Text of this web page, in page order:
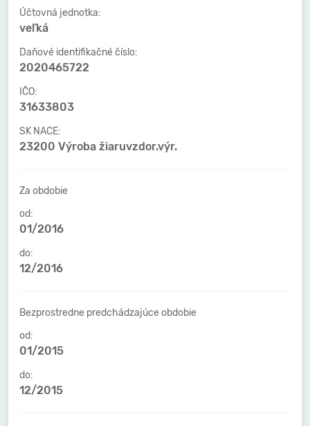
Účtovná jednotka:
veľká
Daňové identifikačné číslo:
2020465722
IČO:
31633803
SK NACE:
23200 Výroba žiaruvzdor.výr.
Za obdobie
od:
01/2016
do:
12/2016
Bezprostredne predchádzajúce obdobie
od:
01/2015
do:
12/2015